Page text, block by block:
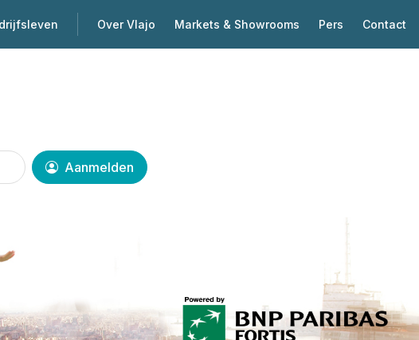
Over Vlajo Markets & Showrooms Pers Contact
Aanmelden